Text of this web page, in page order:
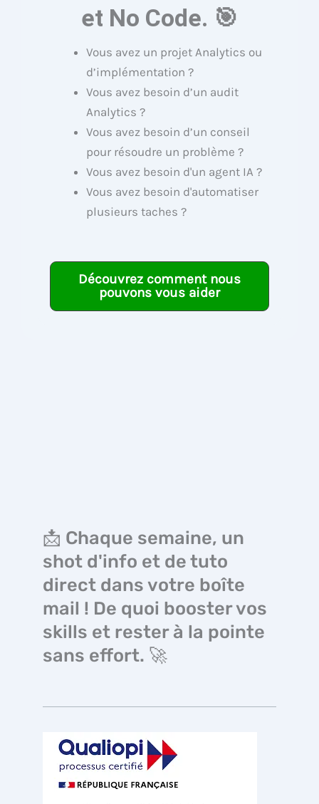
et No Code. 🎯
Vous avez un projet Analytics ou
d’implémentation ?
Vous avez besoin d’un audit
Analytics ?
Vous avez besoin d’un conseil
pour résoudre un problème ?
Vous avez besoin d'un agent IA ?
Vous avez besoin d'automatiser
plusieurs taches ?
Découvrez comment nous
pouvons vous aider
📩 Chaque semaine, un
shot d'info et de tuto
direct dans votre boîte
mail ! De quoi booster vos
skills et rester à la pointe
sans effort. 🚀